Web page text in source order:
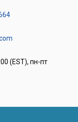
(EST), пн-пт